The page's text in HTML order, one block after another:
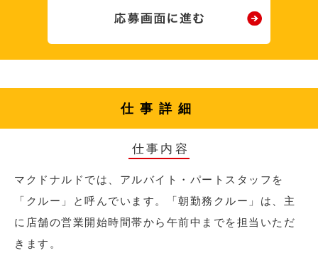
仕事詳細
仕事内容
マクドナルドでは、アルバイト・パートスタッフを
「クルー」と呼んでいます。「朝勤務クルー」は、主
に店舗の営業開始時間帯から午前中までを担当いただ
きます。